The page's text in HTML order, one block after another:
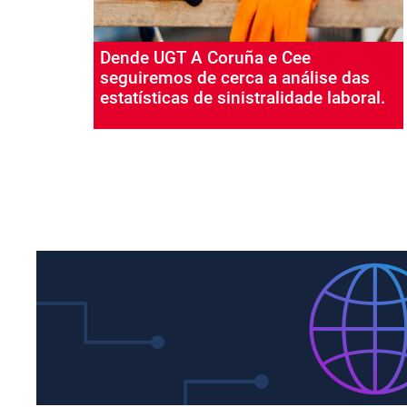
Dende UGT A Coruña e Cee
seguiremos de cerca a análise das
estatísticas de sinistralidade laboral.